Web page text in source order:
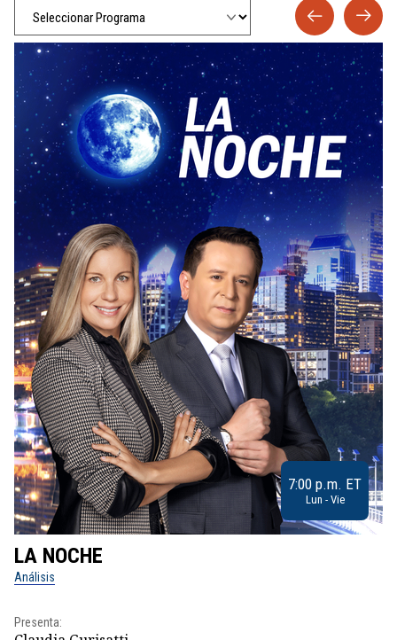
7:00 p.m. ET
Lun - Vie
LA NOCHE
Análisis
Presenta: